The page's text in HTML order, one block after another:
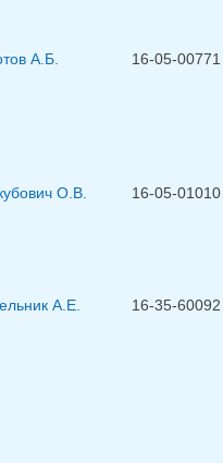
А.Б. 16-05-00771
О.В. 16-05-01010
А.Е. 16-35-60092